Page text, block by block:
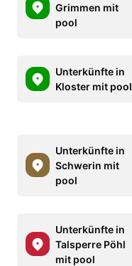
Grimmen mit
pool
Unterkünfte in
Kloster mit pool
Unterkünfte in
Schwerin mit
pool
Unterkünfte in
Talsperre Pöhl
mit pool